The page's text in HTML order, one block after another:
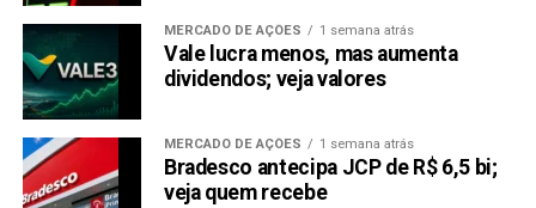
MERCADO DE AÇÕES 1 semana atrás
Vale lucra menos, mas aumenta
dividendos; veja valores
MERCADO DE AÇÕES 1 semana atrás
Bradesco antecipa JCP de R$ 6,5 bi;
veja quem recebe